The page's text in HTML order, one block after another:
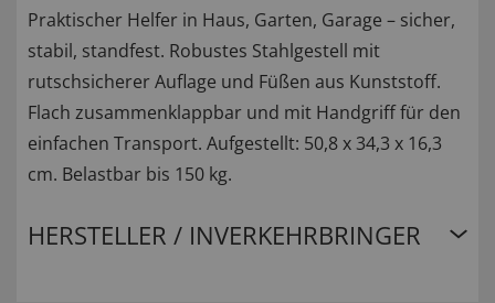
Praktischer Helfer in Haus, Garten, Garage – sicher,
stabil, standfest. Robustes Stahlgestell mit
rutschsicherer Auflage und Füßen aus Kunststoff.
Flach zusammenklappbar und mit Handgriff für den
einfachen Transport. Aufgestellt: 50,8 x 34,3 x 16,3
cm. Belastbar bis 150 kg.
HERSTELLER / INVERKEHRBRINGER